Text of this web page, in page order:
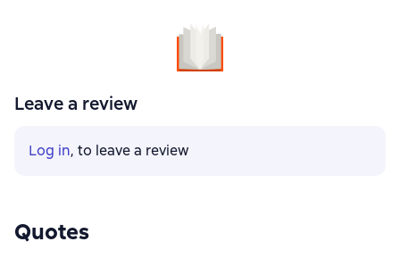
Leave a review
Log in, to leave a review
Quotes